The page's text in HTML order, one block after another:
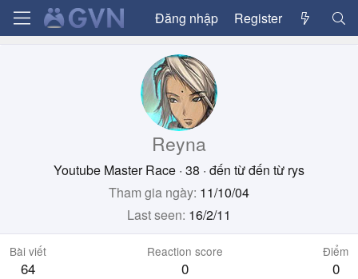
Đăng nhập Register
Reyna
Youtube Master Race · 38 · đến từđến từ rys
Tham gia ngày 11/10/04
Last seen 16/2/11
Bài viết
64
Reaction score
0
Điểm
0